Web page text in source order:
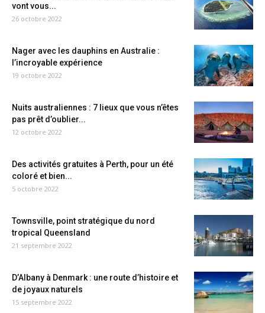
vont vous...
26 octobre 2022
Nager avec les dauphins en Australie :
l’incroyable expérience
19 octobre 2022
Nuits australiennes : 7 lieux que vous n’êtes
pas prêt d’oublier...
12 octobre 2022
Des activités gratuites à Perth, pour un été
coloré et bien...
5 octobre 2022
Townsville, point stratégique du nord
tropical Queensland
21 septembre 2022
D’Albany à Denmark : une route d’histoire et
de joyaux naturels
15 septembre 2022